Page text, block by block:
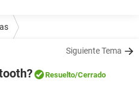
Siguiente Tema
Resuelto/Cerrado